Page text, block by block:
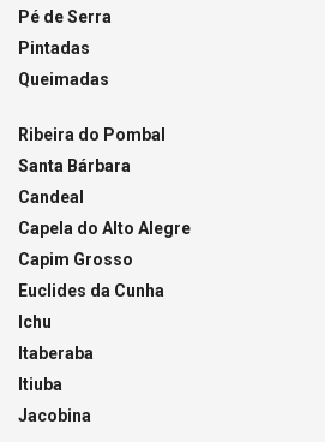
Pé de Serra
Pintadas
Queimadas
Ribeira do Pombal
Santa Bárbara
Candeal
Capela do Alto Alegre
Capim Grosso
Euclides da Cunha
Ichu
Itaberaba
Itiuba
Jacobina